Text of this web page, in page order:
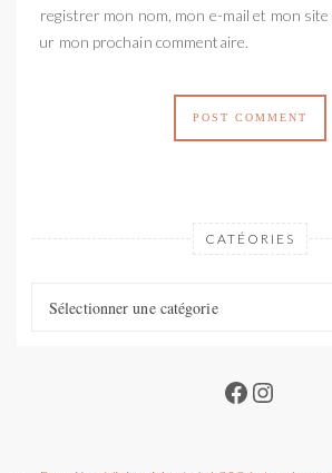
Enregistrer mon nom, mon e-mail et mon
pour mon prochain commentaire.
CATÉORIES
Sélectionner une catégorie
Facebook